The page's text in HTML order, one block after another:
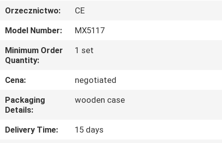
WYCIECZKA
PO
FABRYCE
KONTROLA
SKONTAKTUJ
Orzecznictwo:
CE
Model Number:
MX5117
Minimum Order
Quantity:
1 set
Cena:
negotiated
Packaging
Details:
wooden case
Delivery Time:
15 days